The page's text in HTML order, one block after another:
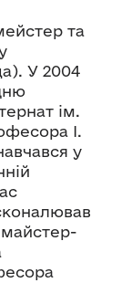
та
У 2004
ім.
І.
у
майстер-